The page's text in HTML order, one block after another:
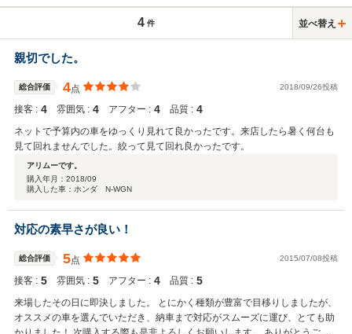
4 件 並べ替え
親切でした。
総合評価 4点 2018/09/26投稿
接客 : 4 雰囲気 : 4 アフター : 4 品質 : 4
ネットで予算内の車をゆっくり見れて良かったです。来店したら暑く何台も
見て回れませんでした。絞って見て回れ良かったです。
アリムーです。
購入年月： 2018/09
購入した車：ホンダ N-WGN
対応の素早さが良い！
総合評価 5点 2015/07/08投稿
接客 : 5 雰囲気 : 5 アフター : 4 品質 : 5
来場したその日に即決しました。 とにかく種類が豊富で目移りしましたが、
オススメの車を選んでいただき、納車まで対応がスムーズに運び、とても助